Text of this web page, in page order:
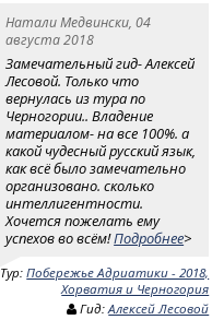
Натали Медвински, 04
августа 2018
Замечательный гид- Алексей
Лесовой. Только что
вернулась из тура по
Черногории.. Владение
материалом- на все 100%. а
какой чудесный русский язык,
как всё было замечательно
организовано. сколько
интеллигентности.
Хочется пожелать ему
успехов во всём!Подробнее>
Тур:Побережье Адриатики - 2018,
Хорватия и Черногория
Гид:Алексей Лесовой